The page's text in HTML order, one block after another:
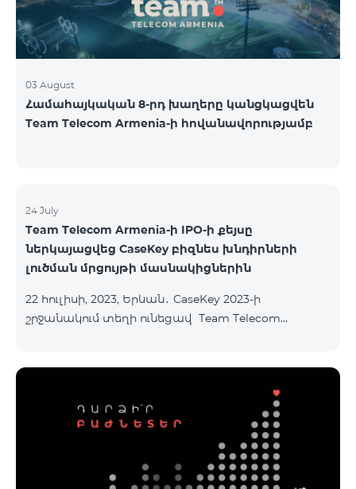
РА
03 August
Համահայկական 8-րդ խաղերը կանցկացվեն
Team Telecom Armenia-ի հովանավորությամբ
24 July
Team Telecom Armenia-ի IPO-ի քեյսը
ներկայացվեց CaseKey բիզնես խնդիրների
լուծման մրցույթի մասնակիցներին
22 հուլիսի, 2023, Երևան․ CaseKey 2023-ի
շրջանակում տեղի ունեցավ Team Telecom
երիտասարդներ ծանոթացան առաջնային
հրապարակային տեղաբաշխման բոլոր
մանրամասներին ու թիմերին տրամադրվեց
ընկերության զարգացման ռազմավարական
խնդիրը։ Լուծումներ առաջարկելու համար թիմերն